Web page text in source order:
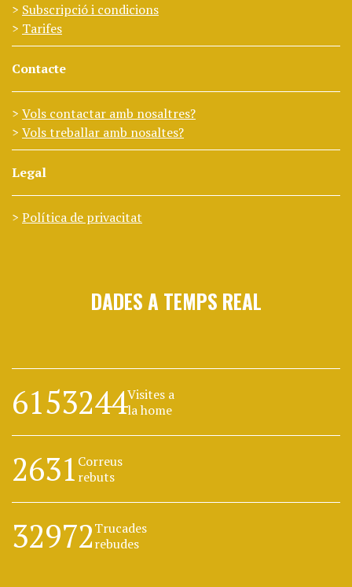
Subscripció i condicions
Tarifes
Contacte
Vols contactar amb nosaltres?
Vols treballar amb nosaltes?
Legal
Política de privacitat
DADES A TEMPS REAL
6153244Visites a
la home
2631 Correus
rebuts
32972Trucades
rebudes